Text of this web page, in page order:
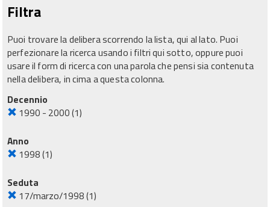
Filtra
Puoi trovare la delibera scorrendo la lista, qui al lato. Puoi
perfezionare la ricerca usando i filtri qui sotto, oppure puoi
usare il form di ricerca con una parola che pensi sia contenuta
nella delibera, in cima a questa colonna.
Decennio
1990 - 2000(1)
Anno
1998(1)
Seduta
17/marzo/1998(1)